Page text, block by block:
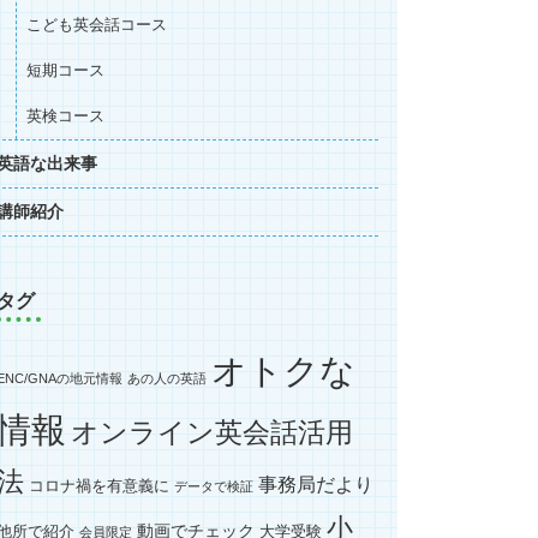
こども英会話コース
短期コース
英検コース
語な出来事
師紹介
グ
GNAの地元情報 あの人の英語 オトクな
報 オンライン英会話活用
コロナ禍を有意義に データで検証 事務局だより
所で紹介 会員限定 動画でチェック 大学受験 小